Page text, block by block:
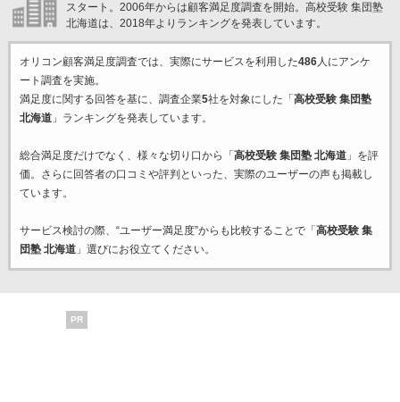
スタート。2006年からは顧客満足度調査を開始。高校受験 集団塾
北海道は、2018年よりランキングを発表しています。
オリコン顧客満足度調査では、実際にサービスを利用した486人にアンケ
ート調査を実施。
満足度に関する回答を基に、調査企業5社を対象にした「 高校受験 集団塾
北海道」ランキングを発表しています。
総合満足度だけでなく、様々な切り口から「 高校受験 集団塾 北海道」を評
価。さらに回答者の口コミや評判といった、実際のユーザーの声も掲載し
ています。
サービス検討の際、“ユーザー満足度”からも比較することで「 高校受験 集
団塾 北海道」選びにお役立てください。
PR